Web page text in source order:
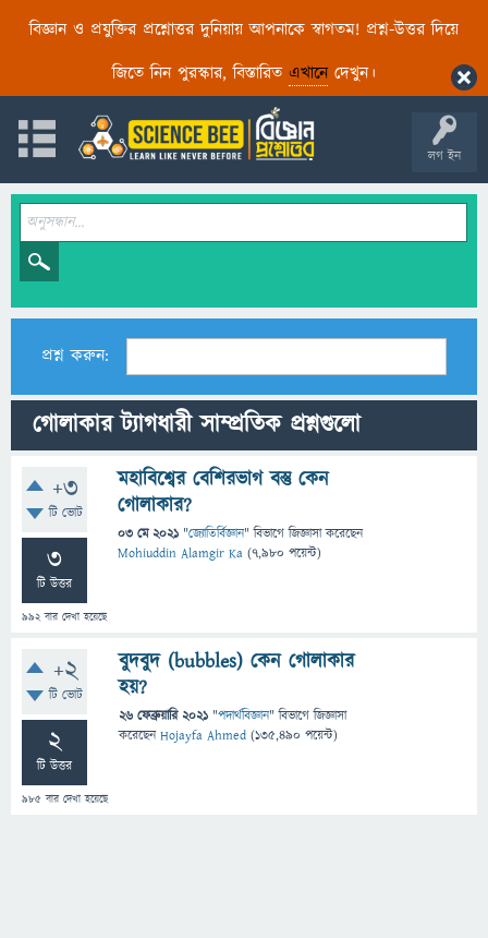
বিজ্ঞান ও প্রযুক্তির প্রশ্নোত্তর দুনিয়ায় আপনাকে স্বাগতম! প্রশ্ন-উত্তর দিয়ে
জিতে নিন পুরস্কার, বিস্তারিত এখানেদেখুন।
লগ ইন
প্রশ্ন করুন:
গোলাকার ট্যাগধারী সাম্প্রতিক প্রশ্নগুলো
+3
টি ভোট
3
টি উত্তর
992বার দেখা হয়েছে
মহাবিশ্বের বেশিরভাগ বস্তু কেন
গোলাকার?
03 মে 2021 "জ্যোতির্বিজ্ঞান" বিভাগে জিজ্ঞাসাকরেছেন
Mohiuddin Alamgir Ka (7,980 পয়েন্ট)
+2
টি ভোট
2
টি উত্তর
985 বার দেখা হয়েছে
বুদবুদ (bubbles) কেন গোলাকার
হয়?
26 ফেব্রুয়ারি 2021 "পদার্থবিজ্ঞান" বিভাগে জিজ্ঞাসা
করেছেনHojayfa Ahmed (135,490 পয়েন্ট)